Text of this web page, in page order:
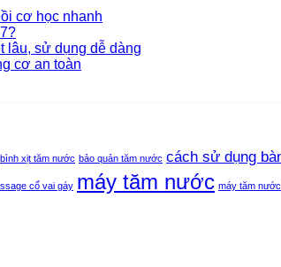
cơ học nhanh
lâu, sử dụng dễ dàng
cơ an toàn
bình xịt tăm nước bảo quản tăm nước cách sử dụng
cổ vai gáy máy tăm nước máy tăm